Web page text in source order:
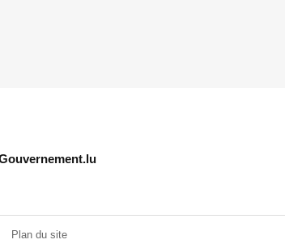
Plan du site